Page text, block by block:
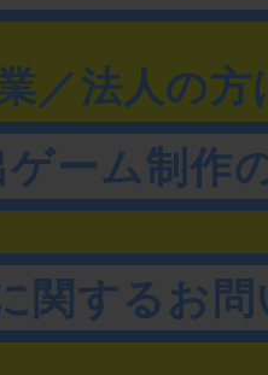
／法人の方
ゲーム制作
関するお